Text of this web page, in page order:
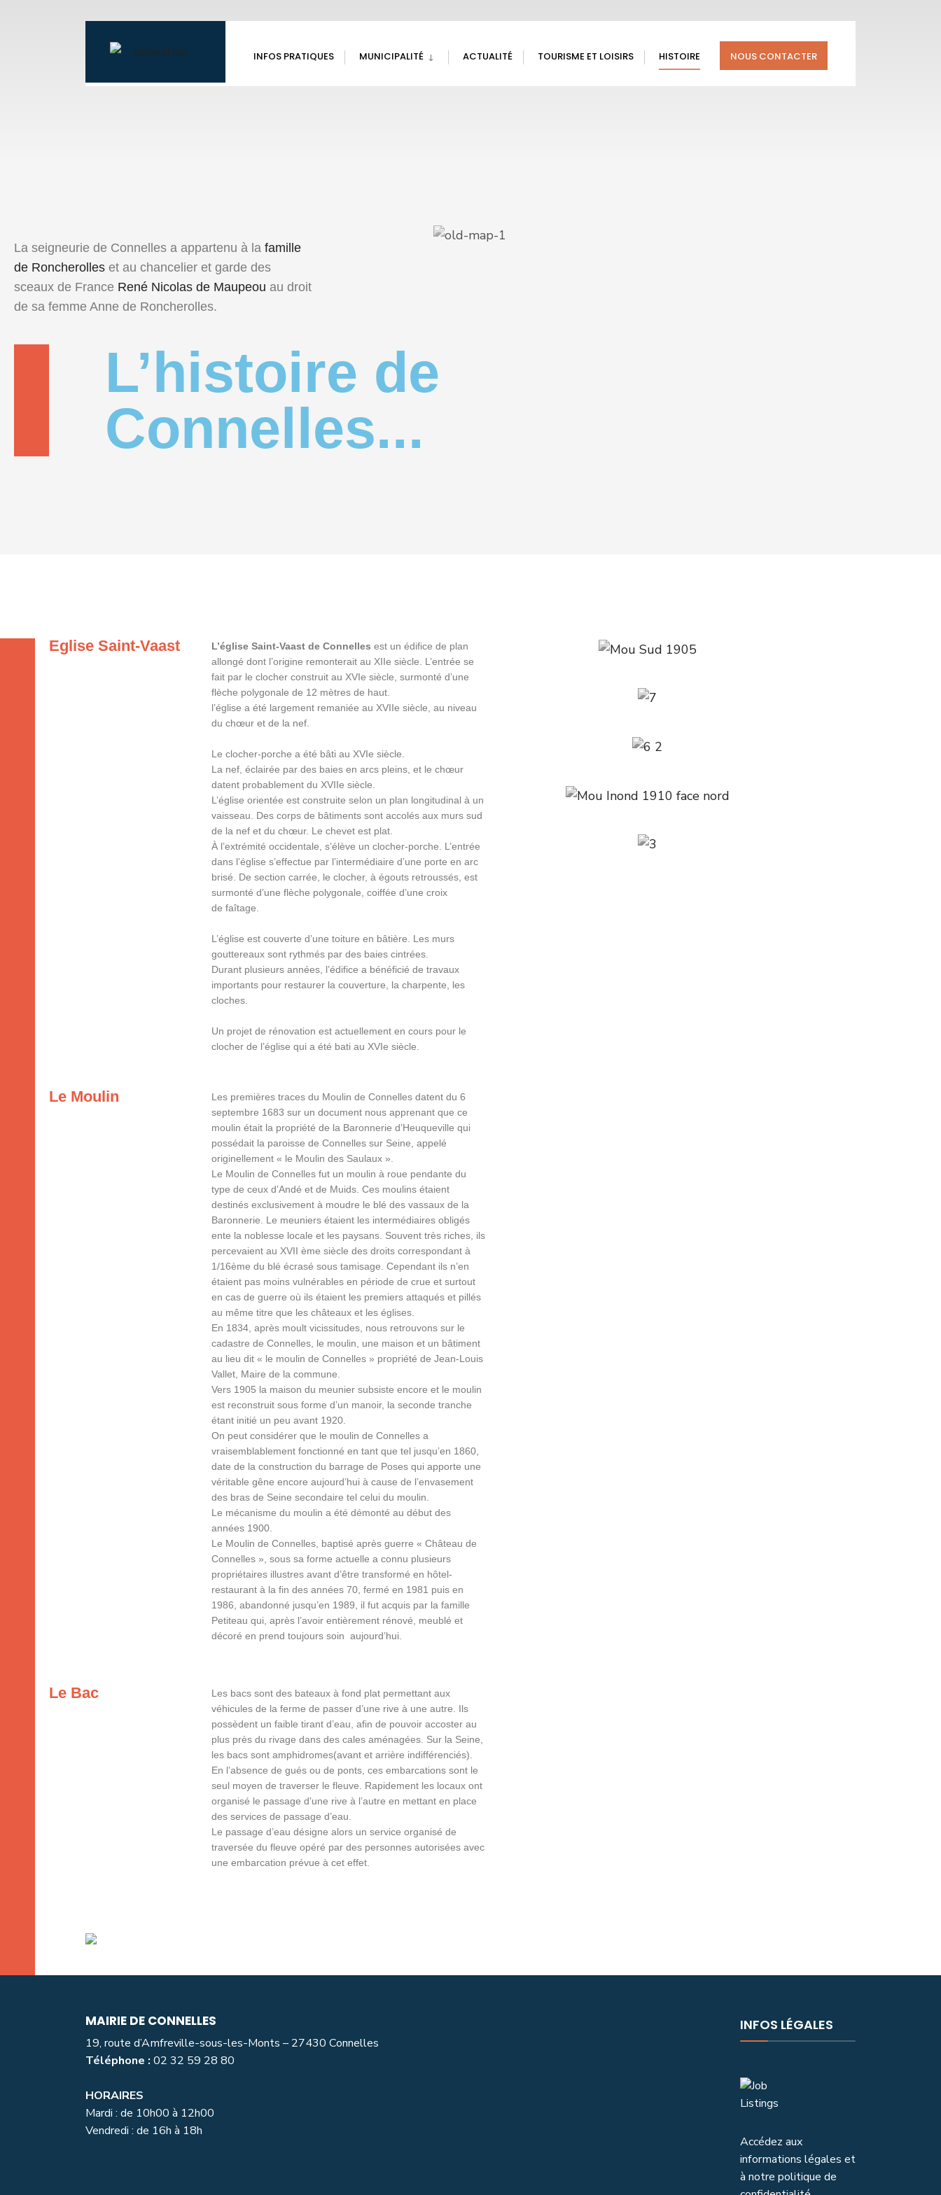
INFOS PRATIQUES MUNICIPALITÉ ACTUALITÉ TOURISME ET LOISIRS HISTOIRE NOUS CONTACTER
La seigneurie de Connelles a appartenu à la famille
de Roncherolles et au chancelier et garde des
sceaux de France René Nicolas de Maupeou au droit
de sa femme Anne de Roncherolles.
L’histoire de
Connelles...
Eglise Saint-Vaast L’église Saint-Vaast de Connelles est un édifice de plan
allongé dont l’origine remonterait au XIIe siècle. L’entrée se
fait par le clocher construit au XVIe siècle, surmonté d’une
flèche polygonale de 12 mètres de haut.
l’église a été largement remaniée au XVIIe siècle, au niveau
du chœur et de la nef.
Le clocher-porche a été bâti au XVIe siècle.
La nef, éclairée par des baies en arcs pleins, et le chœur
datent probablement du XVIIe siècle.
L’église orientée est construite selon un plan longitudinal à un
vaisseau. Des corps de bâtiments sont accolés aux murs sud
de la nef et du chœur. Le chevet est plat.
À l’extrémité occidentale, s’élève un clocher-porche. L’entrée
dans l’église s’effectue par l’intermédiaire d’une porte en arc
brisé. De section carrée, le clocher, à égouts retroussés, est
surmonté d’une flèche polygonale, coiffée d’une croix
de faîtage.
L’église est couverte d’une toiture en bâtière. Les murs
gouttereaux sont rythmés par des baies cintrées.
Durant plusieurs années, l’édifice a bénéficié de travaux
importants pour restaurer la couverture, la charpente, les
cloches.
Un projet de rénovation est actuellement en cours pour le
clocher de l’église qui a été bati au XVIe siècle.
Le Moulin
Les premières traces du Moulin de Connelles datent du 6
septembre 1683 sur un document nous apprenant que ce
moulin était la propriété de la Baronnerie d’Heuqueville qui
possédait la paroisse de Connelles sur Seine, appelé
originellement « le Moulin des Saulaux ».
Le Moulin de Connelles fut un moulin à roue pendante du
type de ceux d’Andé et de Muids. Ces moulins étaient
destinés exclusivement à moudre le blé des vassaux de la
Baronnerie. Le meuniers étaient les intermédiaires obligés
ente la noblesse locale et les paysans. Souvent très riches, ils
percevaient au XVII ème siècle des droits correspondant à
1/16ème du blé écrasé sous tamisage. Cependant ils n’en
étaient pas moins vulnérables en période de crue et surtout
en cas de guerre où ils étaient les premiers attaqués et pillés
au même titre que les châteaux et les églises.
En 1834, après moult vicissitudes, nous retrouvons sur le
cadastre de Connelles, le moulin, une maison et un bâtiment
au lieu dit « le moulin de Connelles » propriété de Jean-Louis
Vallet, Maire de la commune.
Vers 1905 la maison du meunier subsiste encore et le moulin
est reconstruit sous forme d’un manoir, la seconde tranche
étant initié un peu avant 1920.
On peut considérer que le moulin de Connelles a
vraisemblablement fonctionné en tant que tel jusqu’en 1860,
date de la construction du barrage de Poses qui apporte une
véritable gêne encore aujourd’hui à cause de l’envasement
des bras de Seine secondaire tel celui du moulin.
Le mécanisme du moulin a été démonté au début des
années 1900.
Le Moulin de Connelles, baptisé après guerre « Château de
Connelles », sous sa forme actuelle a connu plusieurs
propriétaires illustres avant d’être transformé en hôtel-
restaurant à la fin des années 70, fermé en 1981 puis en
1986, abandonné jusqu’en 1989, il fut acquis par la famille
Petiteau qui, après l’avoir entièrement rénové, meublé et
décoré en prend toujours soin aujourd’hui.
Le Bac
Les bacs sont des bateaux à fond plat permettant aux
véhicules de la ferme de passer d’une rive à une autre. Ils
possèdent un faible tirant d’eau, afin de pouvoir accoster au
plus près du rivage dans des cales aménagées. Sur la Seine,
les bacs sont amphidromes(avant et arrière indifférenciés).
En l’absence de gués ou de ponts, ces embarcations sont le
seul moyen de traverser le fleuve. Rapidement les locaux ont
organisé le passage d’une rive à l’autre en mettant en place
des services de passage d’eau.
Le passage d’eau désigne alors un service organisé de
traversée du fleuve opéré par des personnes autorisées avec
une embarcation prévue à cet effet.
MAIRIE DE CONNELLES
19, route d’Amfreville-sous-les-Monts – 27430 Connelles
Téléphone : 02 32 59 28 80
HORAIRES
Mardi : de 10h00 à 12h00
Vendredi : de 16h à 18h
INFOS LÉGALES
Accédez aux
informations légales et
à notre politique de